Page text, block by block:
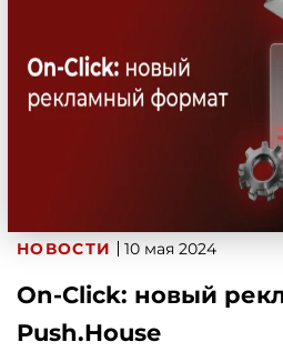
НОВОСТИ 10 мая 2024
On-Click: новый
Push.House